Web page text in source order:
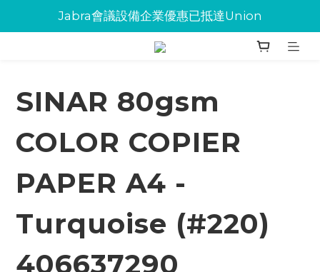
Jabra會議設備企業優惠已抵達Union
Jabra會議設備企業優惠已抵達Union
環保碳粉歡迎大量下單
SINAR 80gsm
COLOR COPIER
PAPER A4 -
Turquoise (#220)
406637290